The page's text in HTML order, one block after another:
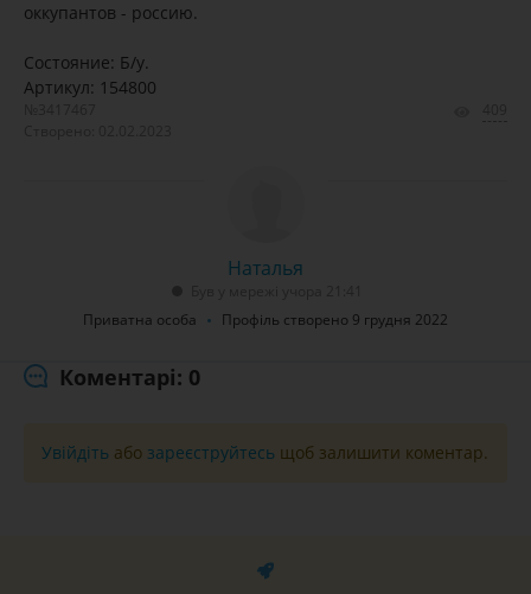
оккупантов - россию.
Состояние: Б/у.
Артикул: 154800
Наталья
Приватна особа
Профіль створено 9 грудня 2022
Коментарі: 0
Увійдіть або зареєструйтесь щоб залишити коментар.